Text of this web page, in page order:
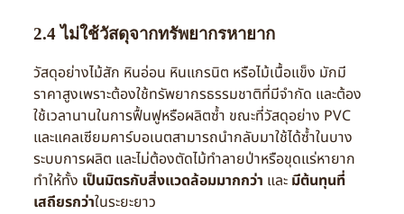
2.4 ไม่ใช้วัสดุจากทรัพยากรหายาก
วัสดุอย่างไม้สัก หินอ่อน หินแกรนิต หรือไม้เนื้อแข็ง มักมี
ราคาสูงเพราะต้องใช้ทรัพยากรธรรมชาติที่มีจำกัด และต้อง
ใช้เวลานานในการฟื้นฟูหรือผลิตซ้ำ ขณะที่วัสดุอย่าง PVC
และแคลเซียมคาร์บอเนตสามารถนำกลับมาใช้ได้ซ้ำในบาง
ระบบการผลิต และไม่ต้องตัดไม้ทำลายป่าหรือขุดแร่หายาก
ทำให้ทั้ง เป็นมิตรกับสิ่งแวดล้อมมากกว่า และ มีต้นทุนที่
เสถียรกว่าในระยะยาว